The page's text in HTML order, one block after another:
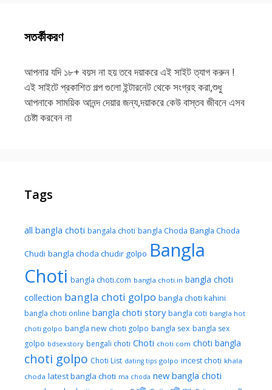
সতর্কীকরণ
আপনার যদি ১৮+ বয়স না হয় তবে দয়াকরে এই সাইট ত্যাগ করুন !
এই সাইটে প্রকাশিত গল্প গুলো ইন্টারনেট থেকে সংগ্রহ করা,শুধু
আপনাকে সাময়িক আনন্দ দেয়ার জন্য,দয়াকরে কেউ বাস্তব জীবনে এসব
চেষ্টা করবেন না
Tags
all bangla choti bangala choti bangla Choda Bangla Choda
Chudi bangla choda chudir golpo Bangla
Choti bangla choti.com bangla choti.in bangla choti
collection bangla choti golpo bangla choti kahini
bangla choti online bangla choti story bangla coti bangla hot
choti golpo bangla new choti golpo bangla sex bangla sex
golpo bdsexstory bengali choti Choti choti.com choti bangla
choti golpo Choti List dating tips golpo incest choti khala
choda latest bangla choti ma choda new bangla choti